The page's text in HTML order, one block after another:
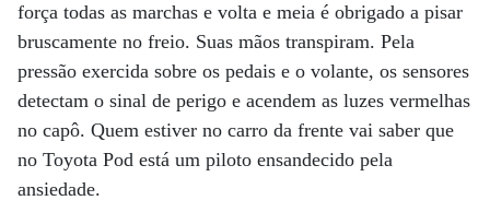
força todas as marchas e volta e meia é obrigado a pisar
bruscamente no freio. Suas mãos transpiram. Pela
pressão exercida sobre os pedais e o volante, os sensores
detectam o sinal de perigo e acendem as luzes vermelhas
no capô. Quem estiver no carro da frente vai saber que
no Toyota Pod está um piloto ensandecido pela
ansiedade.